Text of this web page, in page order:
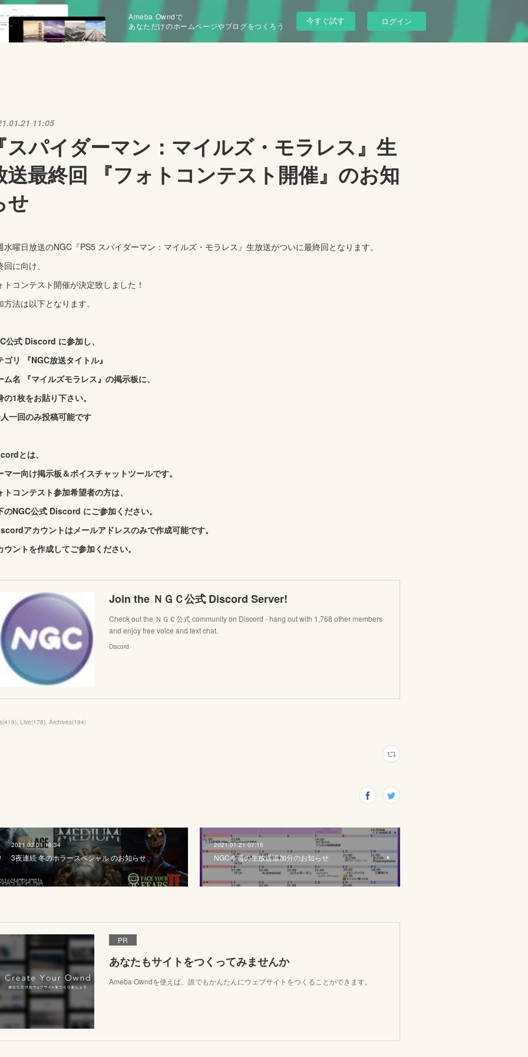
Ameba Owndで
あなただけのホームページやブログをつくろう
今すぐ試す ログイン
11:05
『スパイダーマン：マイルズ・モラレス』生
送最終回 『フォトコンテスト開催』のお知
せ
水曜日放送のNGC『PS5 スパイダーマン：マイルズ・モラレス』生放送がついに最終回となります。
回に向け、
トコンテスト開催が決定致しました！
方法は以下となります。
公式 Discord に参加し、
ゴリ 『NGC放送タイトル』
ム名 『マイルズモラレス』の掲示板に、
の1枚をお貼り下さい。
一回のみ投稿可能です
とは、
マー向け掲示板＆ボイスチャットツールです。
トコンテスト参加希望者の方は、
のNGC公式 Discord にご参加ください。
アカウントはメールアドレスのみで作成可能です。
ウントを作成してご参加ください。
Join the ＮＧＣ公式 Discord Server!
Check out the ＮＧＣ公式 community on Discord - hang out with 1,768 other members
and enjoy free voice and text chat.
Discord
(419) Live(178) Archives(184)
2021.02.01 16:34
3夜連続 冬のホラースペシャル のお知らせ
2021.01.21 07:15
NGC今週の生放送追加分のお知らせ
PR
あなたもサイトをつくってみませんか
Ameba Owndを使えば、誰でもかんたんにウェブサイトをつくることができます。